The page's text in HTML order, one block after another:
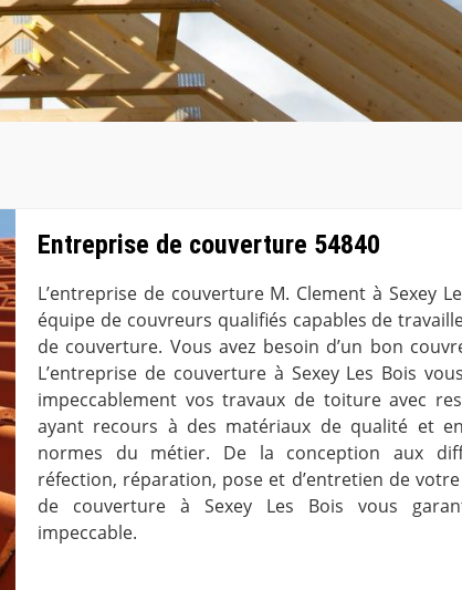
Entreprise de couverture 54840
L’entreprise de couverture M. Clement à Sexey
équipe de couvreurs qualifiés capables de
de couverture. Vous avez besoin d’un bon
L’entreprise de couverture à Sexey Les Bois
impeccablement vos travaux de toiture avec
ayant recours à des matériaux de qualité et
normes du métier. De la conception aux
réfection, réparation, pose et d’entretien de
de couverture à Sexey Les Bois vous
impeccable.